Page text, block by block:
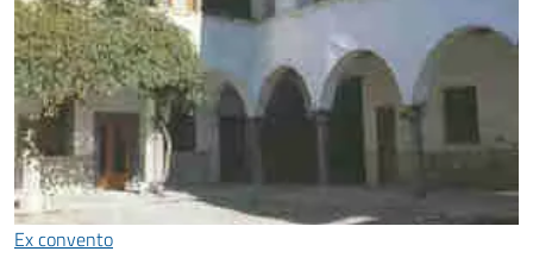
Ex convento